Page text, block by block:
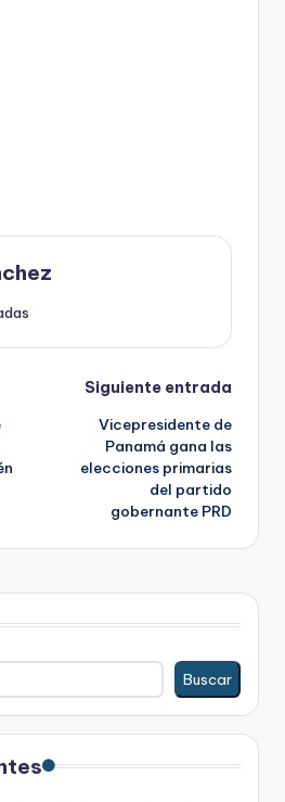
Siguiente entrada
Vicepresidente de
Panamá gana las
elecciones primarias
del partido
gobernante PRD
Buscar